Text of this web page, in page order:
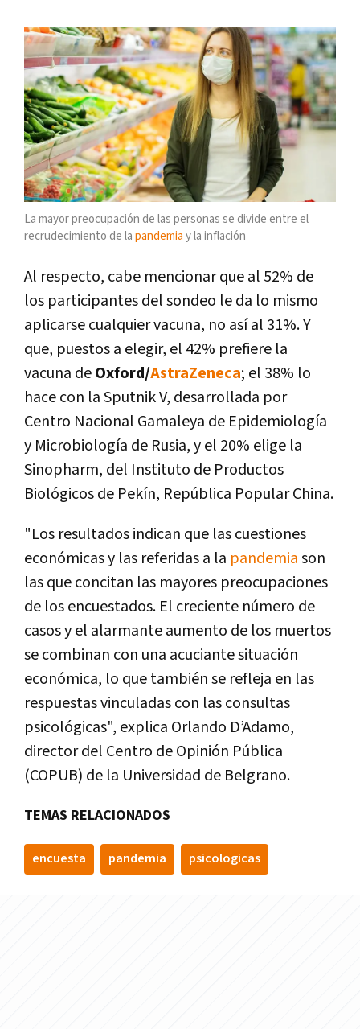
La mayor preocupación de las personas se divide entre el
recrudecimiento de la pandemia y la inflación
Al respecto, cabe mencionar que al 52% de
los participantes del sondeo le da lo mismo
aplicarse cualquier vacuna, no así al 31%. Y
que, puestos a elegir, el 42% prefiere la
vacuna deOxford/AstraZeneca; el 38% lo
hace con la Sputnik V, desarrollada por
Centro Nacional Gamaleya de Epidemiología
y Microbiología de Rusia, y el 20% elige la
Sinopharm, del Instituto de Productos
Biológicos de Pekín, República Popular China.
"Los resultados indican que las cuestiones
económicas y las referidas a la pandemiason
las que concitan las mayores preocupaciones
de los encuestados. El creciente número de
casos y el alarmante aumento de los muertos
se combinan con una acuciante situación
económica, lo que también se refleja en las
respuestas vinculadas con las consultas
psicológicas", explica Orlando D’Adamo,
director del Centro de Opinión Pública
(COPUB) de la Universidad de Belgrano.
TEMAS RELACIONADOS
encuesta pandemia psicologicas